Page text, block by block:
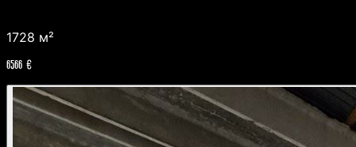
1728 м²
6566 €